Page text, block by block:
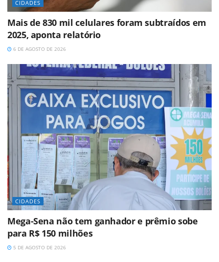
CIDADES
Mais de 830 mil celulares foram subtraídos em
2025, aponta relatório
6 DE AGOSTO DE 2026
CIDADES
Mega-Sena não tem ganhador e prêmio sobe
para R$ 150 milhões
5 DE AGOSTO DE 2026